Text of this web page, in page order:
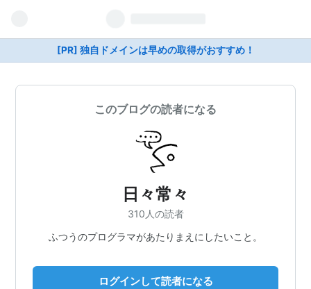
[PR] 独自ドメインは早めの取得がおすすめ！
このブログの読者になる
日々常々
310人の読者
ふつうのプログラマがあたりまえにしたいこと。
ログインして読者になる